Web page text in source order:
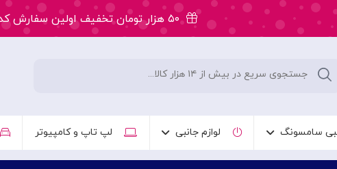
۵۰ هزار تومان تخفیف اولین سفارش کد: WLC
ارسال ۲ ساعته سفارشات تهران سامسونگ لوازم جانبی لپ تاپ و کامپیوتر